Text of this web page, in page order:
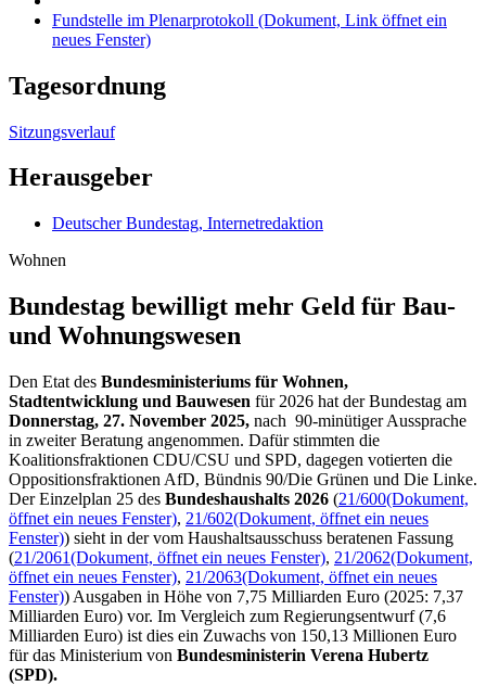
Fundstelle im Plenarprotokoll (Dokument, Link öffnet ein
neues Fenster)
Tagesordnung
Sitzungsverlauf
Herausgeber
Deutscher Bundestag, Internetredaktion
Wohnen
Bundestag bewilligt mehr Geld für Bau-
und Wohnungswesen
Den Etat des Bundesministeriums für Wohnen,
Stadtentwicklung und Bauwesen für 2026 hat der Bundestag am
Donnerstag, 27. November 2025, nach 90-minütiger Aussprache
in zweiter Beratung angenommen. Dafür stimmten die
Koalitionsfraktionen CDU/CSU und SPD, dagegen votierten die
Oppositionsfraktionen AfD, Bündnis 90/Die Grünen und Die Linke.
Der Einzelplan 25 des Bundeshaushalts 2026 (21/600(Dokument,
öffnet ein neues Fenster), 21/602(Dokument, öffnet ein neues
Fenster)) sieht in der vom Haushaltsausschuss beratenen Fassung
(21/2061(Dokument, öffnet ein neues Fenster), 21/2062(Dokument,
öffnet ein neues Fenster), 21/2063(Dokument, öffnet ein neues
Fenster)) Ausgaben in Höhe von 7,75 Milliarden Euro (2025: 7,37
Milliarden Euro) vor. Im Vergleich zum Regierungsentwurf (7,6
Milliarden Euro) ist dies ein Zuwachs von 150,13 Millionen Euro
für das Ministerium von Bundesministerin Verena Hubertz
(SPD).